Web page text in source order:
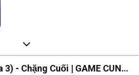
3) - Chặng Cuối | GAME CUNG